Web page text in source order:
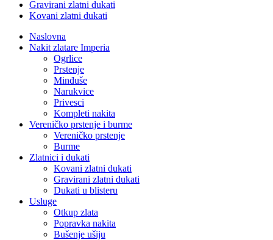
Gravirani zlatni dukati
Kovani zlatni dukati
Naslovna
Nakit zlatare Imperia
Ogrlice
Prstenje
Minđuše
Narukvice
Privesci
Kompleti nakita
Vereničko prstenje i burme
Vereničko prstenje
Burme
Zlatnici i dukati
Kovani zlatni dukati
Gravirani zlatni dukati
Dukati u blisteru
Usluge
Otkup zlata
Popravka nakita
Bušenje ušiju